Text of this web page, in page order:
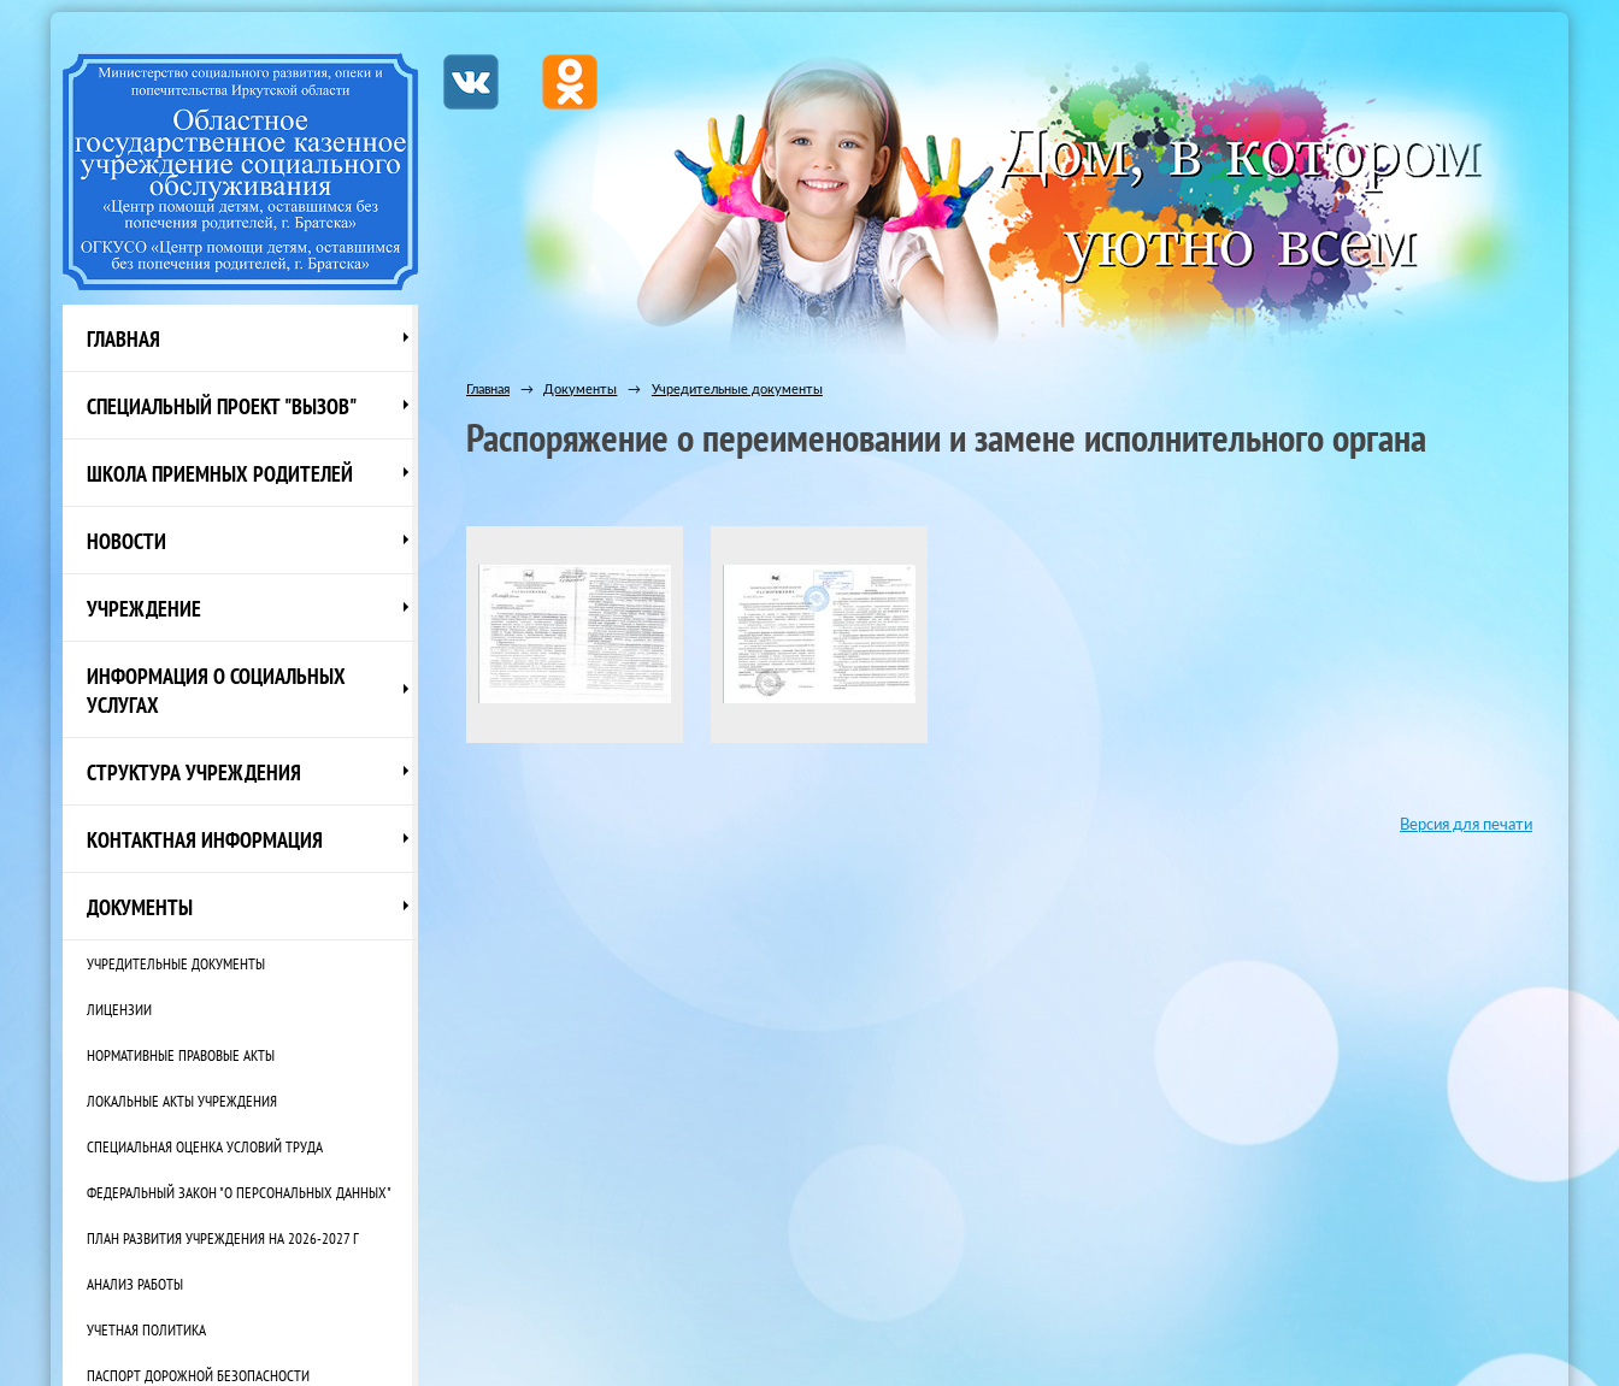
ГЛАВНАЯ
СПЕЦИАЛЬНЫЙ ПРОЕКТ "ВЫЗОВ"
ШКОЛА ПРИЕМНЫХ РОДИТЕЛЕЙ
НОВОСТИ
УЧРЕЖДЕНИЕ
ИНФОРМАЦИЯ О СОЦИАЛЬНЫХ
УСЛУГАХ
СТРУКТУРА УЧРЕЖДЕНИЯ
КОНТАКТНАЯ ИНФОРМАЦИЯ
ДОКУМЕНТЫ
УЧРЕДИТЕЛЬНЫЕ ДОКУМЕНТЫ
ЛИЦЕНЗИИ
НОРМАТИВНЫЕ ПРАВОВЫЕ АКТЫ
ЛОКАЛЬНЫЕ АКТЫ УЧРЕЖДЕНИЯ
СПЕЦИАЛЬНАЯ ОЦЕНКА УСЛОВИЙ ТРУДА
ФЕДЕРАЛЬНЫЙ ЗАКОН "О ПЕРСОНАЛЬНЫХ ДАННЫХ"
ПЛАН РАЗВИТИЯ УЧРЕЖДЕНИЯ НА 2026-2027 Г
АНАЛИЗ РАБОТЫ
УЧЕТНАЯ ПОЛИТИКА
ПАСПОРТ ДОРОЖНОЙ БЕЗОПАСНОСТИ
Главная → Документы → Учредительные документы
Распоряжение о переименовании и замене исполнительного органа
Версия для печати